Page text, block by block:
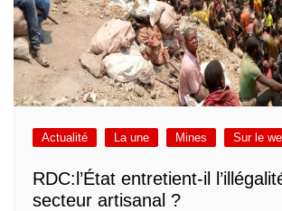
Actualité La une Mines Sur le
RDC:l’État entretient-il
secteur artisanal ?